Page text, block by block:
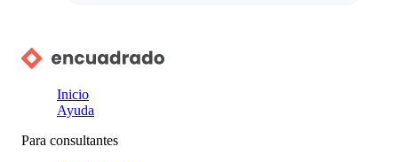
Inicio
Ayuda
Para consultantes